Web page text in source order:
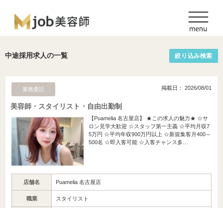
中途採用求人の一覧 絞り込み検索
業務委託 掲載日： 2026/08/01
美容師・スタイリスト・自由出勤制
【Puamelia 名古屋店】 ★この求人の魅力★ ☆サ
ロン見学大歓迎 ☆スタッフ第一主義 ☆平均月収7
5万円 ☆平均年収900万円以上 ☆新規集客月400～
500名 ☆即入客可能 ☆入客チャンス多…
店舗名 Puamelia 名古屋店
職業 スタイリスト